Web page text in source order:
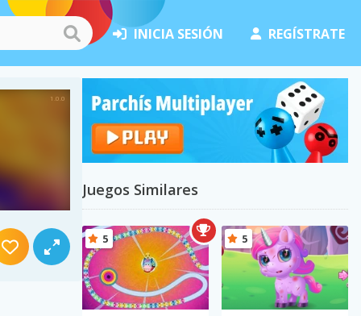
INICIA SESIÓN REGÍSTRATE
Juegos Similares
5 5